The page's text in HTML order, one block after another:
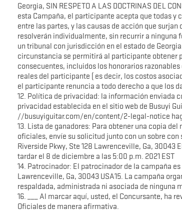
Georgia, SIN RESPETO A LAS DOCTRINAS DEL
esta Campaña, el participante acepta que todas y
entre las partes, y las causas de acción que
resolverán individualmente, sin recurrir a
un tribunal con jurisdicción en el estado de
circunstancia se permitirá al participante obtener
consecuentes, incluidos los honorarios
reales del participante ( es decir, los costos
el participante renuncia a todo derecho a que los
12. Política de privacidad: la información enviada
privacidad establecida en el sitio web de Busuyi
//busuyiguitar.com/en/content/2-legal-notice
13. Lista de ganadores: Para obtener una copia
oficiales, envíe su solicitud junto con un sobre con
Riverside Pkwy, Ste 128 Lawrenceville, Ga, 30043
tardar el 8 de diciembre a las 5:00 p.m. 2021 EST
14. Patrocinador: El patrocinador de la campaña
Lawrenceville, Ga, 30043 USA15. La campaña
respaldada, administrada ni asociada de ninguna
16. ___ Al marcar aquí, usted, el Concursante, ha
Oficiales de manera afirmativa.